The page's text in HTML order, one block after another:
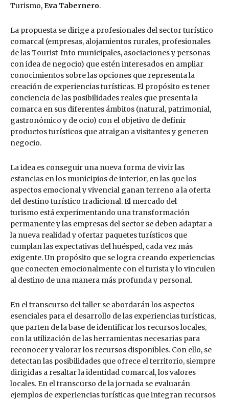
Turismo, Eva Tabernero.
La propuesta se dirige a profesionales del sector turístico
comarcal (empresas, alojamientos rurales, profesionales
de las Tourist-Info municipales, asociaciones y personas
con idea de negocio) que estén interesados en ampliar
conocimientos sobre las opciones que representa la
creación de experiencias turísticas. El propósito es tener
conciencia de las posibilidades reales que presenta la
comarca en sus diferentes ámbitos (natural, patrimonial,
gastronómico y de ocio) con el objetivo de definir
productos turísticos que atraigan a visitantes y generen
negocio.
La idea es conseguir una nueva forma de vivir las
estancias en los municipios de interior, en las que los
aspectos emocional y vivencial ganan terreno a la oferta
del destino turístico tradicional. El mercado del
turismo está experimentando una transformación
permanente y las empresas del sector se deben adaptar a
la nueva realidad y ofertar paquetes turísticos que
cumplan las expectativas del huésped, cada vez más
exigente. Un propósito que se logra creando experiencias
que conecten emocionalmente con el turista y lo vinculen
al destino de una manera más profunda y personal.
En el transcurso del taller se abordarán los aspectos
esenciales para el desarrollo de las experiencias turísticas,
que parten de la base de identificar los recursos locales,
con la utilización de las herramientas necesarias para
reconocer y valorar los recursos disponibles. Con ello, se
detectan las posibilidades que ofrece el territorio, siempre
dirigidas a resaltar la identidad comarcal, los valores
locales. En el transcurso de la jornada se evaluarán
ejemplos de experiencias turísticas que integran recursos